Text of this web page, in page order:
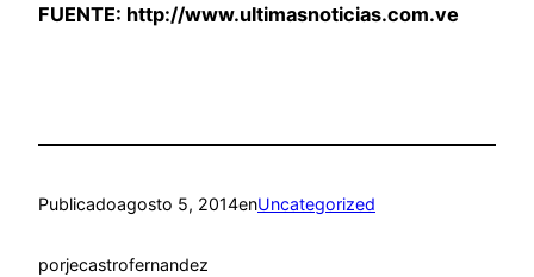
FUENTE: http://www.ultimasnoticias.com.ve
Publicadoagosto 5, 2014enUncategorized
porjecastrofernandez